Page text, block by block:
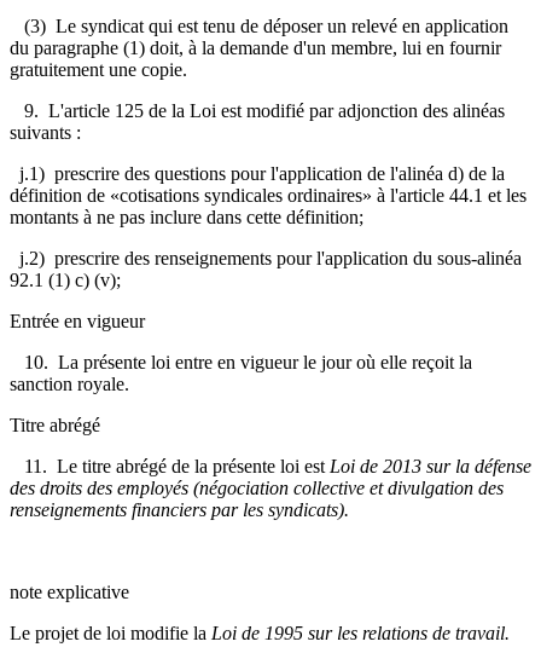
(3) Le syndicat qui est tenu de déposer un relevé en application
du paragraphe (1) doit, à la demande d'un membre, lui en fournir
gratuitement une copie.
9. L'article 125 de la Loi est modifié par adjonction des alinéas
suivants :
j.1) prescrire des questions pour l'application de l'alinéa d) de la
définition de «cotisations syndicales ordinaires» à l'article 44.1 et les
montants à ne pas inclure dans cette définition;
j.2) prescrire des renseignements pour l'application du sous-alinéa
92.1 (1) c) (v);
Entrée en vigueur
10. La présente loi entre en vigueur le jour où elle reçoit la
sanction royale.
Titre abrégé
11. Le titre abrégé de la présente loi est Loi de 2013 sur la défense
des droits des employés (négociation collective et divulgation des
renseignements financiers par les syndicats).
note explicative
Le projet de loi modifie la Loi de 1995 sur les relations de travail.